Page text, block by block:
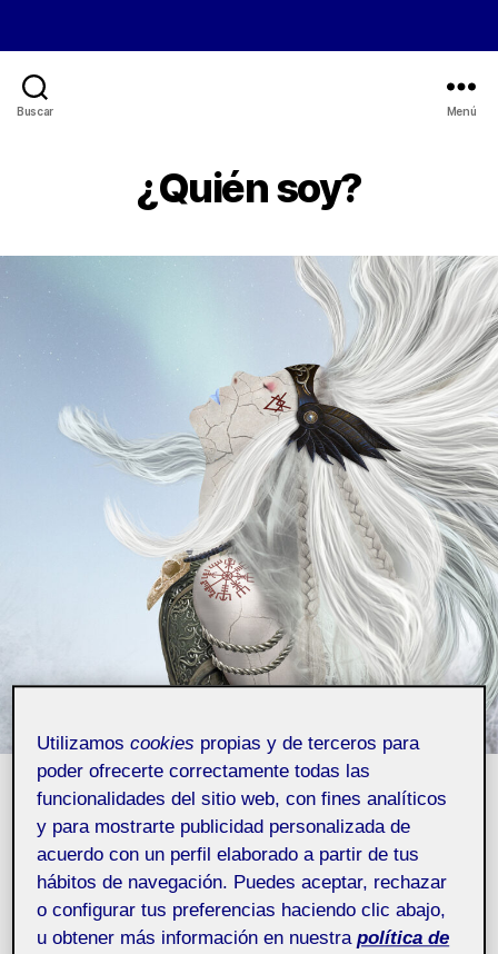
Buscar Menú
¿Quién soy?
Pública
Utilizamoscookies propias y de terceros para
poder ofrecerte correctamente todas las
funcionalidades del sitio web, con fines analíticos
y para mostrarte publicidad personalizada de
acuerdo con un perfil elaborado a partir de tus
hábitos de navegación. Puedes aceptar, rechazar
o configurar tus preferencias haciendo clic abajo,
u obtener más información en nuestra política de